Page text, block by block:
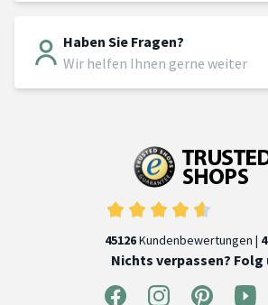
Haben Sie Fragen?
Wir helfen Ihnen gerne weiter
45126Kundenbewertungen |
Nichts verpassen? Folg